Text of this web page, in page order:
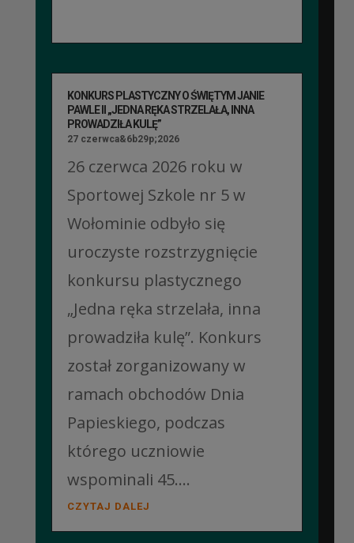
KONKURS PLASTYCZNY O ŚWIĘTYM JANIE
PAWLE II „JEDNA RĘKA STRZELAŁA, INNA
PROWADZIŁA KULĘ”
27 czerwca&6b29p;2026
26 czerwca 2026 roku w
Sportowej Szkole nr 5 w
Wołominie odbyło się
uroczyste rozstrzygnięcie
konkursu plastycznego
„Jedna ręka strzelała, inna
prowadziła kulę”. Konkurs
został zorganizowany w
ramach obchodów Dnia
Papieskiego, podczas
którego uczniowie
wspominali 45....
CZYTAJ DALEJ